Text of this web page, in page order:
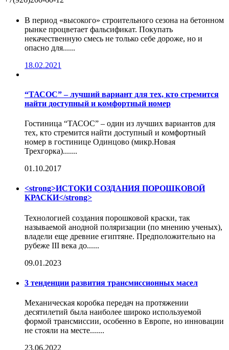
В период «высокого» строительного сезона на бетонном
рынке процветает фальсификат. Покупать
некачественную смесь не только себе дороже, но и
опасно для......
18.02.2021
“ТАСОС” – лучший вариант для тех, кто стремится
найти доступный и комфортный номер
Гостиница “ТАСОС” – один из лучших вариантов для
тех, кто стремится найти доступный и комфортный
номер в гостинице Одинцово (микр.Новая
Трехгорка).......
01.10.2017
<strong>ИСТОКИ СОЗДАНИЯ ПОРОШКОВОЙ
КРАСКИ</strong>
Технологией создания порошковой краски, так
называемой анодной поляризации (по мнению ученых),
владели еще древние египтяне. Предположительно на
рубеже III века до......
09.01.2023
3 тенденции развития трансмиссионных масел
Механическая коробка передач на протяжении
десятилетий была наиболее широко используемой
формой трансмиссии, особенно в Европе, но инновации
не стояли на месте.......
23.06.2022